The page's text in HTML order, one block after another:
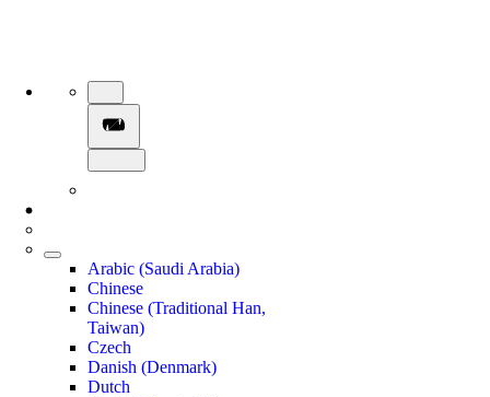
Arabic (Saudi Arabia)
Chinese
Chinese (Traditional Han,
Taiwan)
Czech
Danish (Denmark)
Dutch